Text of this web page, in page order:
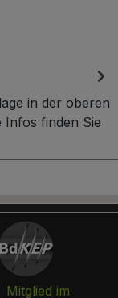
in der oberen
Infos finden Sie